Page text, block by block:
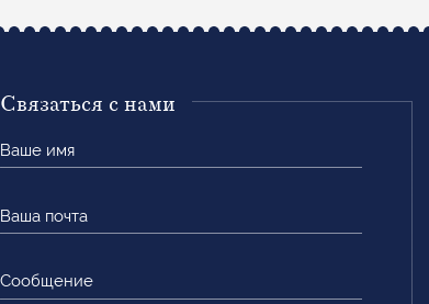
Связаться с нами
имя
почта
Сообщение